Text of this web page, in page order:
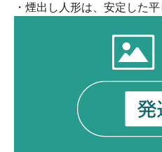
・煙出し人形は、安定した